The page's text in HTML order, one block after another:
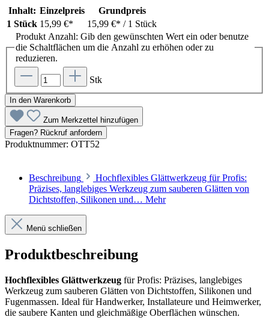
Inhalt: Einzelpreis
Grundpreis
1 Stück 15,99 €* 15,99 €* / 1 Stück
Produkt Anzahl: Gib den gewünschten Wert ein oder benutze
die Schaltflächen um die Anzahl zu erhöhen oder zu
reduzieren.
Stk
In den Warenkorb
Zum Merkzettel hinzufügen
Fragen? Rückruf anfordern
Produktnummer: OTT52
Beschreibung
Hochflexibles Glättwerkzeug für Profis:
Präzises, langlebiges Werkzeug zum sauberen Glätten von
Dichtstoffen, Silikonen und… Mehr
Menü schließen
Produktbeschreibung
Hochflexibles Glättwerkzeug für Profis: Präzises, langlebiges
Werkzeug zum sauberen Glätten von Dichtstoffen, Silikonen und
Fugenmassen. Ideal für Handwerker, Installateure und Heimwerker,
die saubere Kanten und gleichmäßige Oberflächen wünschen.